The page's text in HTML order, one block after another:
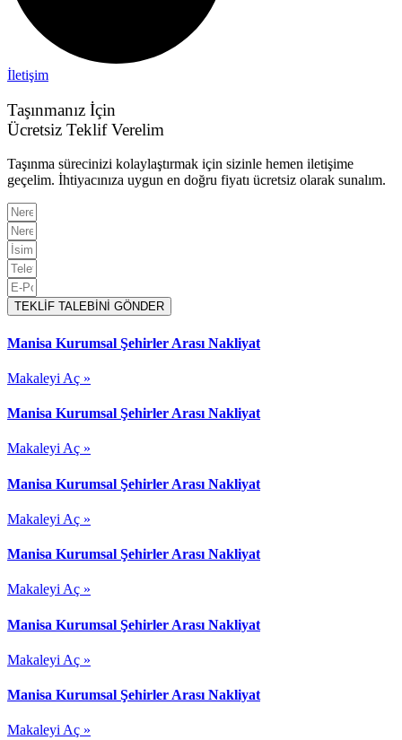
İletişim
Taşınmanız İçin
Ücretsiz Teklif Verelim
Taşınma sürecinizi kolaylaştırmak için sizinle hemen iletişime
geçelim. İhtiyacınıza uygun en doğru fiyatı ücretsiz olarak sunalım.
TEKLİF TALEBİNİ GÖNDER
Manisa Kurumsal Şehirler Arası Nakliyat
Makaleyi Aç »
Manisa Kurumsal Şehirler Arası Nakliyat
Makaleyi Aç »
Manisa Kurumsal Şehirler Arası Nakliyat
Makaleyi Aç »
Manisa Kurumsal Şehirler Arası Nakliyat
Makaleyi Aç »
Manisa Kurumsal Şehirler Arası Nakliyat
Makaleyi Aç »
Manisa Kurumsal Şehirler Arası Nakliyat
Makaleyi Aç »